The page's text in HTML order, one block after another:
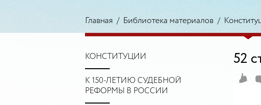
Главная / Библиотека материалов /
КОНСТИТУЦИИ
К 150-ЛЕТИЮ СУДЕБНОЙ
РЕФОРМЫ В РОССИИ
52